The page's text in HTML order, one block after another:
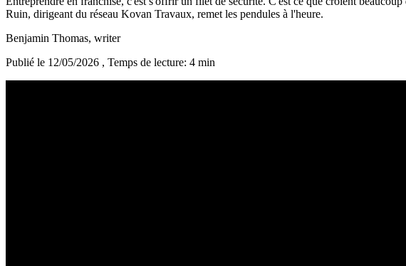
Ruin, dirigeant du réseau Kovan Travaux, remet les pendules à l'heure.
Benjamin Thomas, writer
Publié le 12/05/2026 , Temps de lecture: 4 min